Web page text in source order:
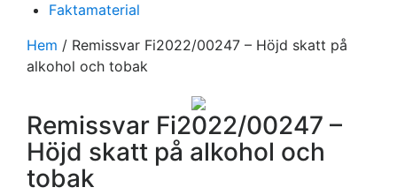
Faktamaterial
Hem / Remissvar Fi2022/00247 – Höjd skatt på
alkohol och tobak
Remissvar Fi2022/00247 –
Höjd skatt på alkohol och
tobak